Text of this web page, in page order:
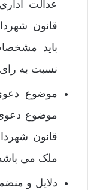
قانون
نسبت به
موضوع
قانون
ملک می
دلایل و